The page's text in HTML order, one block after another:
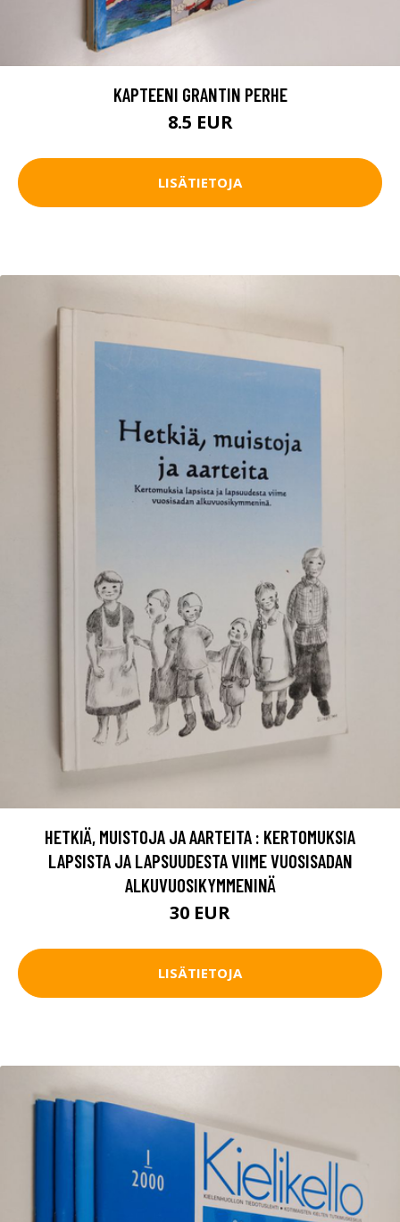
KAPTEENI GRANTIN PERHE
8.5 EUR
LISÄTIETOJA
HETKIÄ, MUISTOJA JA AARTEITA : KERTOMUKSIA
LAPSISTA JA LAPSUUDESTA VIIME VUOSISADAN
ALKUVUOSIKYMMENINÄ
30 EUR
LISÄTIETOJA